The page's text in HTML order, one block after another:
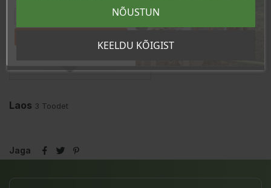
Laos 3 Toodet
Jaga
KEELDU KÕIGIST
NÕUSTUN